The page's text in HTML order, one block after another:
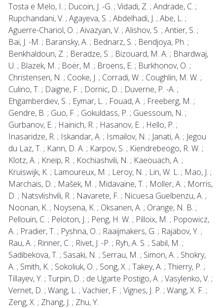
Tosta e Melo, I. ; Ducoin, J. -G. ; Vidadi, Z. ; Andrade, C. ;
Rupchandani, V. ; Agayeva, S. ; Abdelhadi, J. ; Abe, L. ;
Aguerre-Chariol, O. ; Aivazyan, V. ; Alishov, S. ; Antier, S. ;
Bai, J. -M. ; Baransky, A. ; Bednarz, S. ; Bendjoya, Ph. ;
Benkhaldoun, Z. ; Beradze, S. ; Bizouard, M. A. ; Bhardwaj,
U. ; Blazek, M. ; Boër, M. ; Broens, E. ; Burkhonov, O. ;
Christensen, N. ; Cooke, J. ; Corradi, W. ; Coughlin, M. W. ;
Culino, T. ; Daigne, F. ; Dornic, D. ; Duverne, P. -A. ;
Ehgamberdiev, S. ; Eymar, L. ; Fouad, A. ; Freeberg, M. ;
Gendre, B. ; Guo, F. ; Gokuldass, P. ; Guessoum, N. ;
Gurbanov, E. ; Hainich, R. ; Hasanov, E. ; Hello, P. ;
Inasaridze, R. ; Iskandar, A. ; Ismailov, N. ; Janati, A. ; Jegou
du Laz, T. ; Kann, D. A. ; Karpov, S. ; Kiendrebeogo, R. W. ;
Klotz, A. ; Kneip, R. ; Kochiashvili, N. ; Kaeouach, A. ;
Kruiswijk, K. ; Lamoureux, M. ; Leroy, N. ; Lin, W. L. ; Mao, J. ;
Marchais, D. ; Mašek, M. ; Midavaine, T. ; Moller, A. ; Morris,
D. ; Natsvlishvili, R. ; Navarete, F. ; Nicuesa Guelbenzu, A. ;
Noonan, K. ; Noysena, K. ; Oksanen, A. ; Orange, N. B. ;
Pellouin, C. ; Peloton, J. ; Peng, H. W. ; Pilloix, M. ; Popowicz,
A. ; Pradier, T. ; Pyshna, O. ; Raaijmakers, G. ; Rajabov, Y. ;
Rau, A. ; Rinner, C. ; Rivet, J. -P. ; Ryh, A. S. ; Sabil, M. ;
Sadibekova, T. ; Sasaki, N. ; Serrau, M. ; Simon, A. ; Shokry,
A. ; Smith, K. ; Sokoliuk, O. ; Song, X. ; Takey, A. ; Thierry, P. ;
Tillayev, Y. ; Turpin, D. ; de Ugarte Postigo, A. ; Vasylenko, V. ;
Vernet, D. ; Wang, L. ; Vachier, F. ; Vignes, J. P. ; Wang, X. F. ;
Zeng, X. ; Zhang, J. ; Zhu, Y.